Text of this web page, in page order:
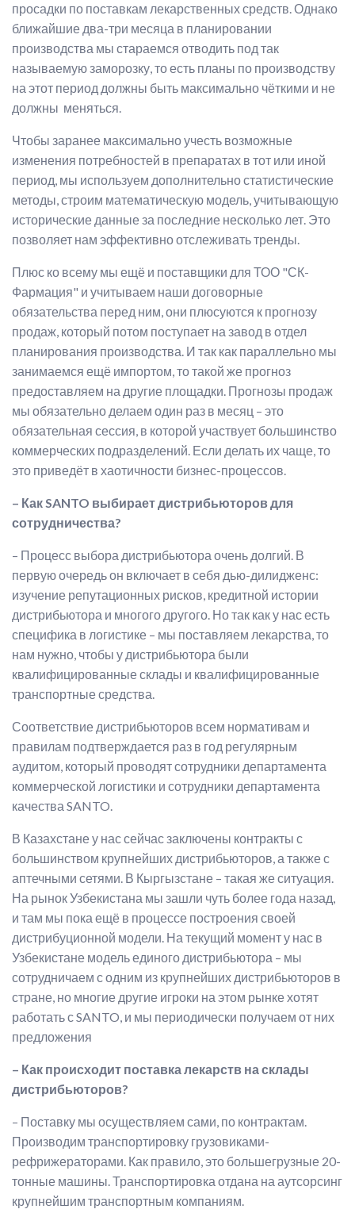
просадки по поставкам лекарственных средств. Однако
ближайшие два-три месяца в планировании
производства мы стараемся отводить под так
называемую заморозку, то есть планы по производству
на этот период должны быть максимально чёткими и не
должны меняться.
Чтобы заранее максимально учесть возможные
изменения потребностей в препаратах в тот или иной
период, мы используем дополнительно статистические
методы, строим математическую модель, учитывающую
исторические данные за последние несколько лет. Это
позволяет нам эффективно отслеживать тренды.
Плюс ко всему мы ещё и поставщики для ТОО "СК-
Фармация" и учитываем наши договорные
обязательства перед ним, они плюсуются к прогнозу
продаж, который потом поступает на завод в отдел
планирования производства. И так как параллельно мы
занимаемся ещё импортом, то такой же прогноз
предоставляем на другие площадки. Прогнозы продаж
мы обязательно делаем один раз в месяц – это
обязательная сессия, в которой участвует большинство
коммерческих подразделений. Если делать их чаще, то
это приведёт в хаотичности бизнес-процессов.
– Как SANTO выбирает дистрибьюторов для
сотрудничества?
– Процесс выбора дистрибьютора очень долгий. В
первую очередь он включает в себя дью-дилидженс:
изучение репутационных рисков, кредитной истории
дистрибьютора и многого другого. Но так как у нас есть
специфика в логистике – мы поставляем лекарства, то
нам нужно, чтобы у дистрибьютора были
квалифицированные склады и квалифицированные
транспортные средства.
Соответствие дистрибьюторов всем нормативам и
правилам подтверждается раз в год регулярным
аудитом, который проводят сотрудники департамента
коммерческой логистики и сотрудники департамента
качества SANTO.
В Казахстане у нас сейчас заключены контракты с
большинством крупнейших дистрибьюторов, а также с
аптечными сетями. В Кыргызстане – такая же ситуация.
На рынок Узбекистана мы зашли чуть более года назад,
и там мы пока ещё в процессе построения своей
дистрибуционной модели. На текущий момент у нас в
Узбекистане модель единого дистрибьютора – мы
сотрудничаем с одним из крупнейших дистрибьюторов в
стране, но многие другие игроки на этом рынке хотят
работать с SANTO, и мы периодически получаем от них
предложения
– Как происходит поставка лекарств на склады
дистрибьюторов?
– Поставку мы осуществляем сами, по контрактам.
Производим транспортировку грузовиками-
рефрижераторами. Как правило, это большегрузные 20-
тонные машины. Транспортировка отдана на аутсорсинг
крупнейшим транспортным компаниям.